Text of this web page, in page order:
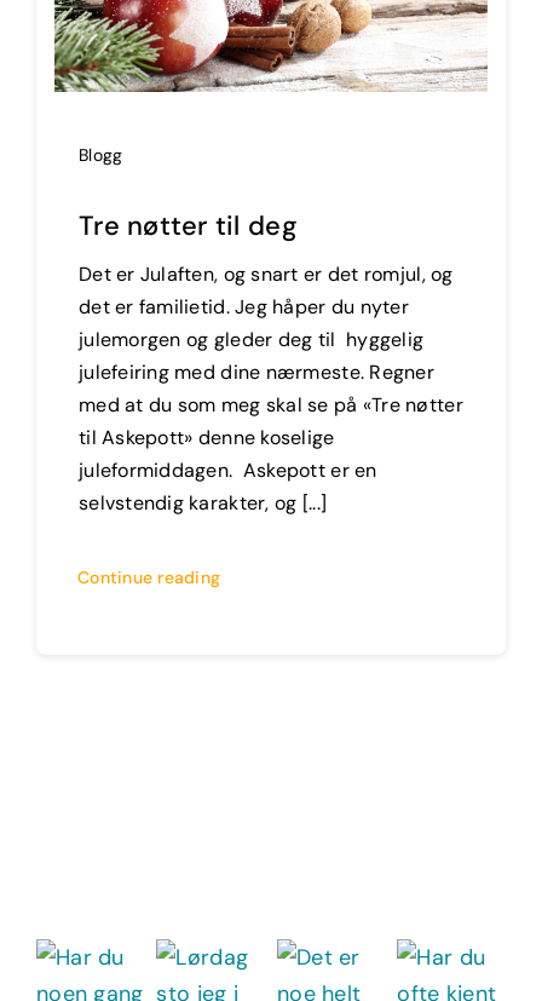
Blogg
Tre nøtter til deg
Det er Julaften, og snart er det romjul, og
det er familietid. Jeg håper du nyter
julemorgen og gleder deg til hyggelig
julefeiring med dine nærmeste. Regner
med at du som meg skal se på «Tre nøtter
til Askepott» denne koselige
juleformiddagen. Askepott er en
selvstendig karakter, og [...]
Continue reading